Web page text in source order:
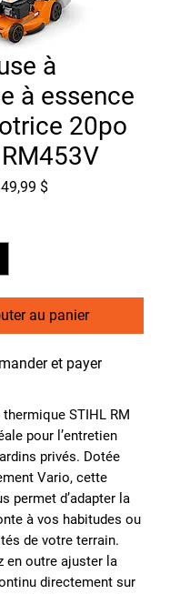
à
à essence
20po
$Prix
au panier
et payer
STIHL RM
pour l’entretien
privés. Dotée
Vario, cette
permet d’adapter la
à vos habitudes ou
de votre terrain.
en outre ajuster la
directement sur